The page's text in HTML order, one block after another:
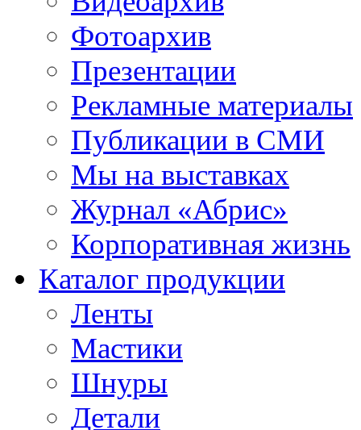
Фотоархив
Презентации
Рекламные материалы
Публикации в СМИ
Мы на выставках
Журнал «Абрис»
Корпоративная жизнь
Каталог продукции
Ленты
Мастики
Шнуры
Детали